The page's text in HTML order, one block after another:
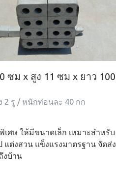
ซม x สูง 11 ซม x ยาว 100
2 รู / หนักท่อนละ 40 กก
เศษ ให้มีขนาดเล็ก เหมาะสำหรับ
แต่งสวน แข็งแรงมาตรฐาน จัดส่ง
งบ้าน